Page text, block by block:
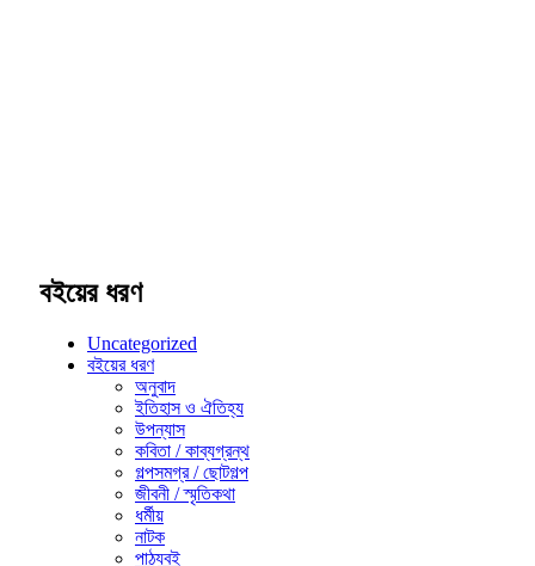
বইয়ের ধরণ
Uncategorized
বইয়ের ধরণ
অনুবাদ
ইতিহাস ও ঐতিহ্য
উপন্যাস
কবিতা / কাব্যগ্রন্থ
গল্পসমগ্র / ছোটগল্প
জীবনী / স্মৃতিকথা
ধর্মীয়
নাটক
পাঠ্যবই